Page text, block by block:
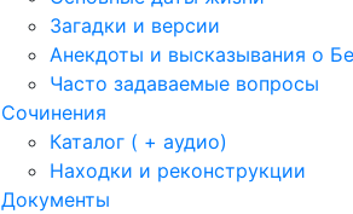
Загадки и версии
Анекдоты и высказывания о
Часто задаваемые вопросы
Сочинения
Каталог ( + аудио)
Находки и реконструкции
Документы